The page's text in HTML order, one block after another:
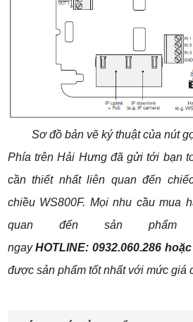
Sơ đồ bản vẽ ký thuật của nút
Phía trên Hải Hưng đã gửi tới bạn
cần thiết nhất liên quan đến
chiều WS800F. Mọi nhu cầu mua
quan đến sản
ngayHOTLINE: 0932.060.286
được sản phẩm tốt nhất với mức giá